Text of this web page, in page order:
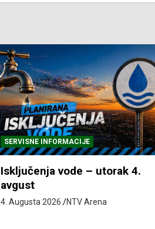
SERVISNE INFORMACIJE
Isključenja el. energije – utorak
4. avgust
4. Augusta 2026. NTV Arena